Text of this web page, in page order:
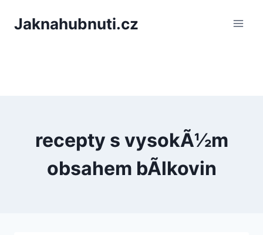
Jaknahubnuti.cz
recepty s vysokÃ½m
obsahem bÃ­lkovin